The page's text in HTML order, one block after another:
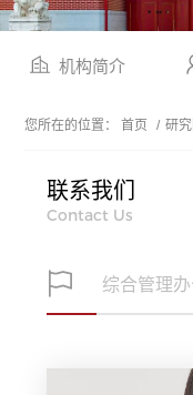
机构简介
您所在的位置：首页 / 研
联系我们
Contact Us
综合管理